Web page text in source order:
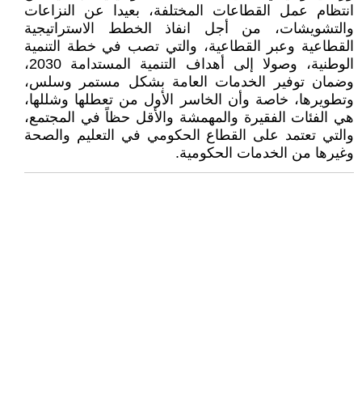
انتظام عمل القطاعات المختلفة، بعيدا عن النزاعات
والتشويشات، من أجل انفاذ الخطط الاستراتيجية
القطاعية وعبر القطاعية، والتي تصب في خطة التنمية
الوطنية، وصولا إلى أهداف التنمية المستدامة 2030،
وضمان توفير الخدمات العامة بشكل مستمر وسلس،
وتطويرها، خاصة وأن الخاسر الأول من تعطلها وشللها،
هي الفئات الفقيرة والمهمشة والأقل حظاً في المجتمع،
والتي تعتمد على القطاع الحكومي في التعليم والصحة
وغيرها من الخدمات الحكومية.